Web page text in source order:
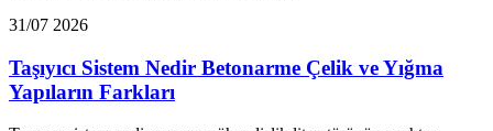
31/07 2026
Taşıyıcı Sistem Nedir Betonarme Çelik ve Yığma
Yapıların Farkları